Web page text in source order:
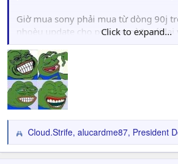
Giờ mua sony phải mua từ dòng 90j
nhoèu update cho ps5 sau nà6, với lại
nó bá vcl, Google tv nưac. Tha hồ
game psp và ps1 giả lập kết nối với
chơi muợt vcl
4 tay cầm
Click to expand...
R
e
Cloud.Strife, alucardme87, President